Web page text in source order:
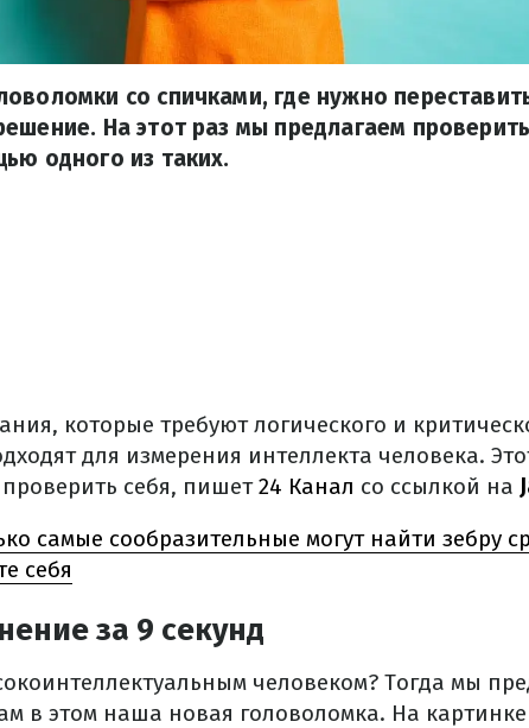
со спичками, где нужно
На этот раз мы предлагаем
одного из таких.
которые требуют логического и
для измерения интеллекта человека.
себя, пишет24 Канал со ссылкой на
самые сообразительные могут найти зебру
себя
за 9 секунд
человеком? Тогда мы
в этом наша новая головоломка. На